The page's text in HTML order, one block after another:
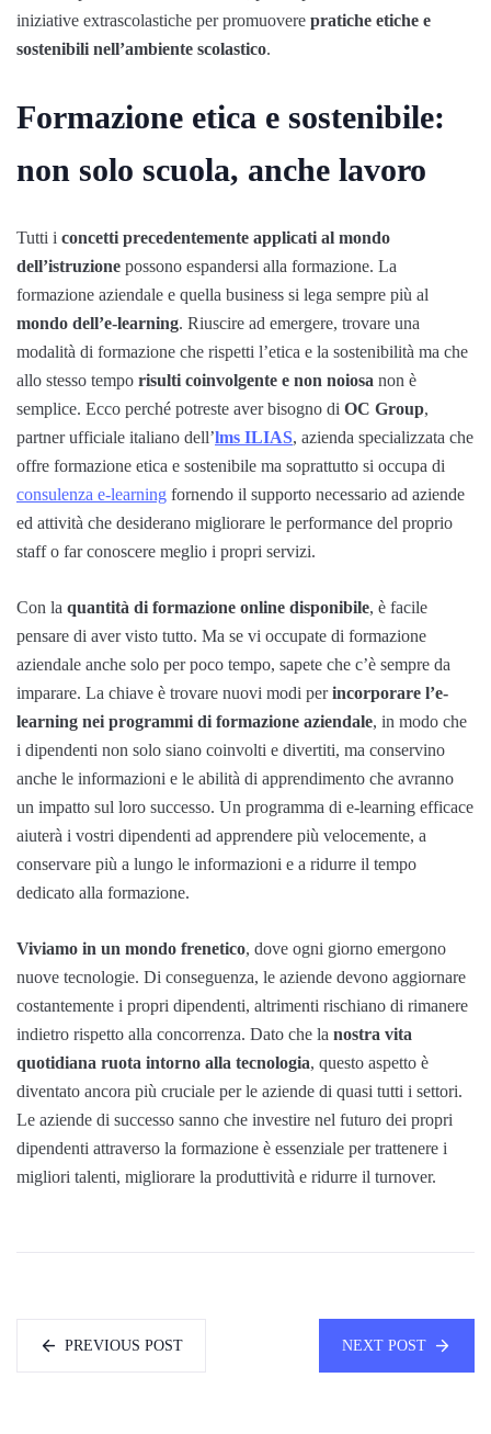
iniziative extrascolastiche per promuovere pratiche etiche e
sostenibili nell’ambiente scolastico.
Formazione etica e sostenibile:
non solo scuola, anche lavoro
Tutti i concetti precedentemente applicati al mondo
dell’istruzione possono espandersi alla formazione. La
formazione aziendale e quella business si lega sempre più al
mondo dell’e-learning. Riuscire ad emergere, trovare una
modalità di formazione che rispetti l’etica e la sostenibilità ma che
allo stesso tempo risulti coinvolgente e non noiosa non è
semplice. Ecco perché potreste aver bisogno di OC Group,
partner ufficiale italiano dell’lms ILIAS, azienda specializzata che
offre formazione etica e sostenibile ma soprattutto si occupa di
consulenza e-learning fornendo il supporto necessario ad aziende
ed attività che desiderano migliorare le performance del proprio
staff o far conoscere meglio i propri servizi.
Con la quantità di formazione online disponibile, è facile
pensare di aver visto tutto. Ma se vi occupate di formazione
aziendale anche solo per poco tempo, sapete che c’è sempre da
imparare. La chiave è trovare nuovi modi perincorporare l’e-
learning nei programmi di formazione aziendale, in modo che
i dipendenti non solo siano coinvolti e divertiti, ma conservino
anche le informazioni e le abilità di apprendimento che avranno
un impatto sul loro successo. Un programma di e-learning efficace
aiuterà i vostri dipendenti ad apprendere più velocemente, a
conservare più a lungo le informazioni e a ridurre il tempo
dedicato alla formazione.
Viviamo in un mondo frenetico, dove ogni giorno emergono
nuove tecnologie. Di conseguenza, le aziende devono aggiornare
costantemente i propri dipendenti, altrimenti rischiano di rimanere
indietro rispetto alla concorrenza. Dato che la nostra vita
quotidiana ruota intorno alla tecnologia, questo aspetto è
diventato ancora più cruciale per le aziende di quasi tutti i settori.
Le aziende di successo sanno che investire nel futuro dei propri
dipendenti attraverso la formazione è essenziale per trattenere i
migliori talenti, migliorare la produttività e ridurre il turnover.
PREVIOUS POST NEXT POST